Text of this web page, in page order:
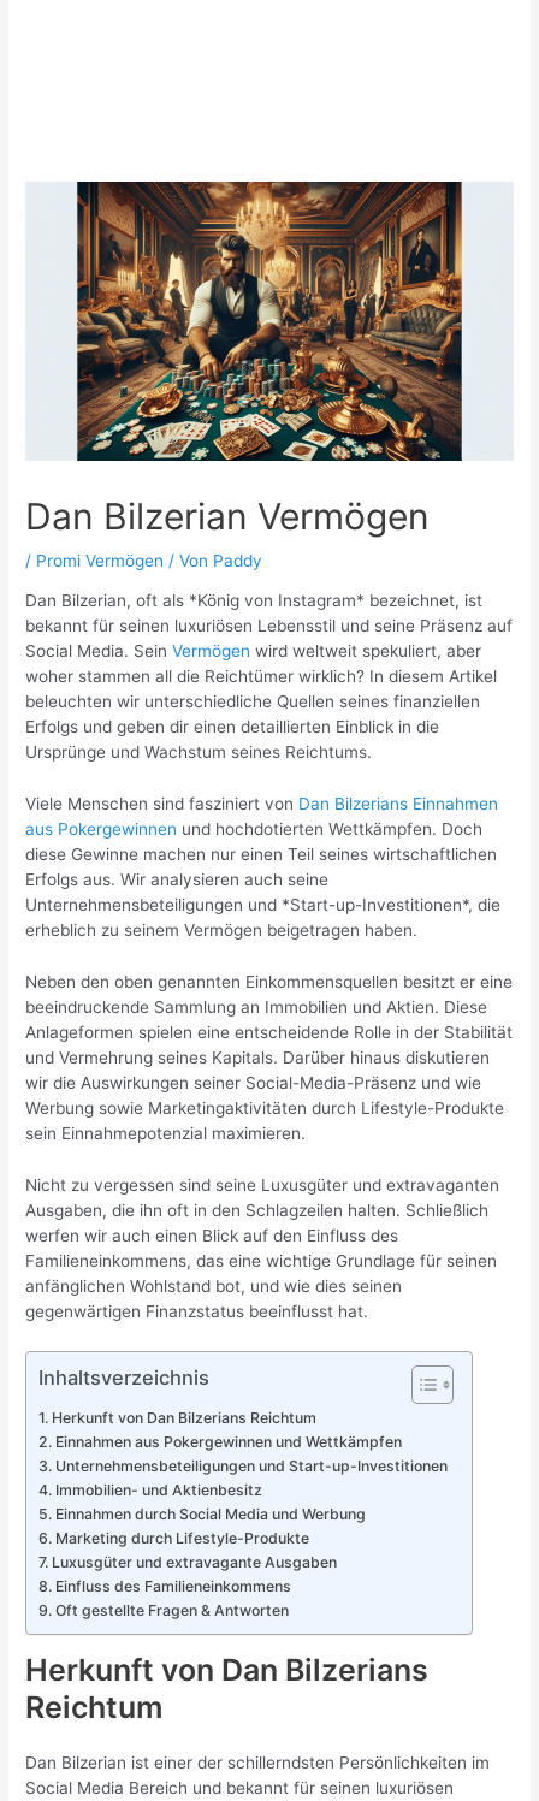
Dan Bilzerian Vermögen
/ Promi Vermögen / Von Paddy
Dan Bilzerian, oft als *König von Instagram* bezeichnet, ist
bekannt für seinen luxuriösen Lebensstil und seine Präsenz auf
Social Media. SeinVermögen wird weltweit spekuliert, aber
woher stammen all die Reichtümer wirklich? In diesem Artikel
beleuchten wir unterschiedliche Quellen seines finanziellen
Erfolgs und geben dir einen detaillierten Einblick in die
Ursprünge und Wachstum seines Reichtums.
Viele Menschen sind fasziniert von Dan Bilzerians Einnahmen
aus Pokergewinnen und hochdotierten Wettkämpfen. Doch
diese Gewinne machen nur einen Teil seines wirtschaftlichen
Erfolgs aus. Wir analysieren auch seine
Unternehmensbeteiligungen und *Start-up-Investitionen*, die
erheblich zu seinem Vermögen beigetragen haben.
Neben den oben genannten Einkommensquellen besitzt er eine
beeindruckende Sammlung an Immobilien und Aktien. Diese
Anlageformen spielen eine entscheidende Rolle in der Stabilität
und Vermehrung seines Kapitals. Darüber hinaus diskutieren
wir die Auswirkungen seiner Social-Media-Präsenz und wie
Werbung sowie Marketingaktivitäten durch Lifestyle-Produkte
sein Einnahmepotenzial maximieren.
Nicht zu vergessen sind seine Luxusgüter und extravaganten
Ausgaben, die ihn oft in den Schlagzeilen halten. Schließlich
werfen wir auch einen Blick auf den Einfluss des
Familieneinkommens, das eine wichtige Grundlage für seinen
anfänglichen Wohlstand bot, und wie dies seinen
gegenwärtigen Finanzstatus beeinflusst hat.
Inhaltsverzeichnis
Herkunft von Dan Bilzerians Reichtum
Einnahmen aus Pokergewinnen und Wettkämpfen
Unternehmensbeteiligungen und Start-up-Investitionen
Immobilien- und Aktienbesitz
Einnahmen durch Social Media und Werbung
Marketing durch Lifestyle-Produkte
Luxusgüter und extravagante Ausgaben
Einfluss des Familieneinkommens
Oft gestellte Fragen & Antworten
Herkunft von Dan Bilzerians
Reichtum
Dan Bilzerian ist einer der schillerndsten Persönlichkeiten im
Social Media Bereich und bekannt für seinen luxuriösen